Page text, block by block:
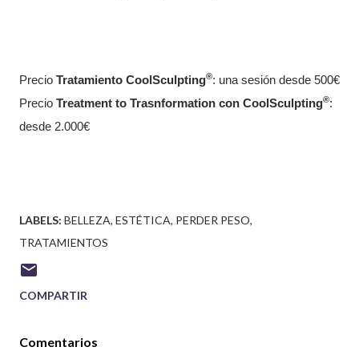
Precio Tratamiento CoolSculpting®: una sesión desde 500€
Precio Treatment to Trasnformation con CoolSculpting®:
desde 2.000€
LABELS: BELLEZA ESTÉTICA PERDER PESO
TRATAMIENTOS
COMPARTIR
Comentarios